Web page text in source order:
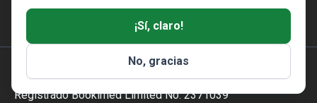
¡Sí, claro!
No, gracias
sustituye la visita a un médico.
© 2014-2026 Bookimed. Todos los derechos reservados.
Registrado Bookimed Limited No. 2371039